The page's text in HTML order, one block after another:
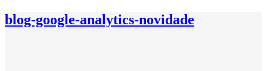
blog-google-analytics-novidade